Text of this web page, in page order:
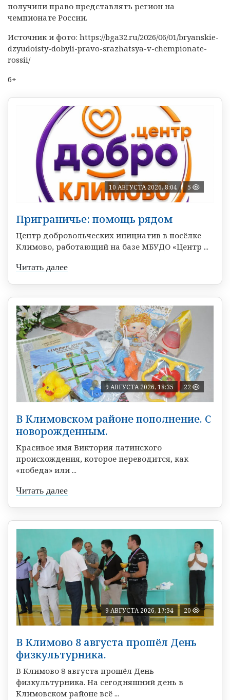
получили право представлять регион на
чемпионате России.
Источник и фото: https://bga32.ru/2026/06/01/bryanskie-
dzyudoisty-dobyli-pravo-srazhatsya-v-chempionate-
rossii/
6+
10 АВГУСТА 2026, 8:04 5
Приграничье: помощь рядом
Центр добровольческих инициатив в посёлке
Климово, работающий на базе МБУДО «Центр ...
Читать далее
9 АВГУСТА 2026, 18:35 22
В Климовском районе пополнение. С
новорожденным.
Красивое имя Виктория латинского
происхождения, которое переводится, как
«победа» или ...
Читать далее
9 АВГУСТА 2026, 17:34 20
В Климово 8 августа прошёл День
физкультурника.
В Климово 8 августа прошёл День
физкультурника. На сегодняшний день в
Климовском районе всё ...